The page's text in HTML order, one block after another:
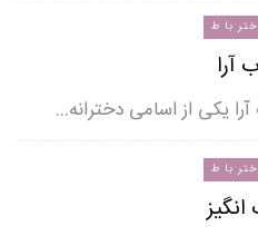
با ط
آرا
یکی از اسامی دخترانه…
با ط